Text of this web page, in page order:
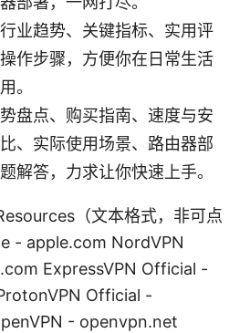
业趋势、关键指标、实用评
作步骤，方便你在日常生活
。
盘点、购买指南、速度与安
、实际使用场景、路由器部
解答，力求让你快速上手。
（文本格式，非可点
- apple.com NordVPN
ExpressVPN Official -
Official -
- openvpn.net